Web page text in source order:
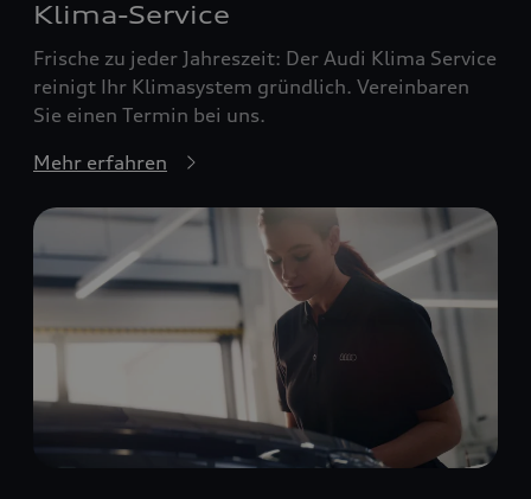
Klima-Service
Frische zu jeder Jahreszeit: Der Audi Klima Service
reinigt Ihr Klimasystem gründlich. Vereinbaren
Sie einen Termin bei uns.
Mehr erfahren